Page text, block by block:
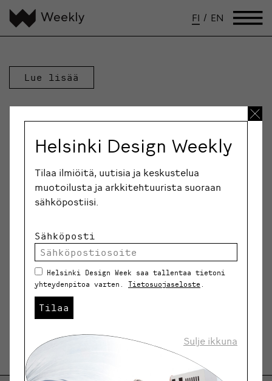
FI / EN
Lue lisää
Helsinki Design Weekly
Tilaa ilmiöitä, uutisia ja keskustelua
muotoilusta ja arkkitehtuurista suoraan
sähköpostiisi.
Sähköposti
Helsinki Design Week saa tallentaa tietoni
yhteydenpitoa varten. Tietosuojaseloste
Tilaa
Sulje ikkuna